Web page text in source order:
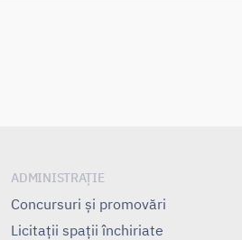
ADMINISTRAȚIE
Concursuri și promovări
Licitații spații închiriate